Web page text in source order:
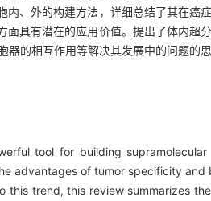
、外的构建方法，详细总结了其在癌
具有潜在的应用价值。提出了体内超
的相互作用等解决其发展中的问题的
tool for building
advantages of tumor specificity
trend, this review summarizes